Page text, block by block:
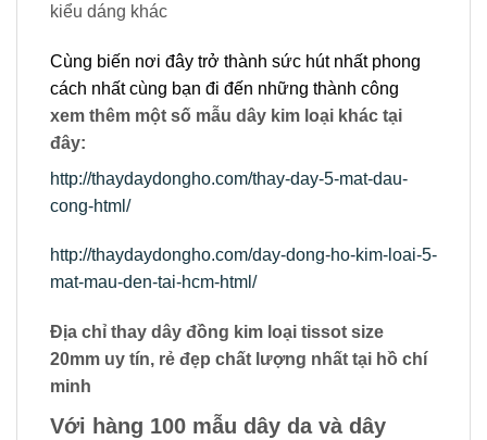
kiểu dáng khác
Cùng biến nơi đây trở thành sức hút nhất phong
cách nhất cùng bạn đi đến những thành công
xem thêm một số mẫu dây kim loại khác tại
đây:
http://thaydaydongho.com/thay-day-5-mat-dau-
cong-html/
http://thaydaydongho.com/day-dong-ho-kim-loai-5-
mat-mau-den-tai-hcm-html/
Địa chỉ thay dây đồng kim loại tissot size
20mm uy tín, rẻ đẹp chất lượng nhất tại hồ chí
minh
Với hàng 100 mẫu dây da và dây